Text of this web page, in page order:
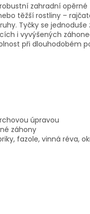
zahradní opěrné
těžší rostliny –
Tyčky se
i vyvýšených
při dlouhodobém
úpravou
záhony
fazole, vinná réva,